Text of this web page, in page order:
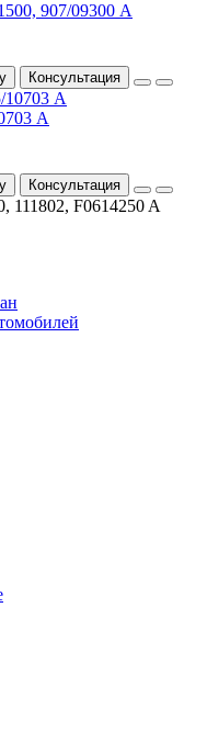
907/09300 А
Консультация
A
Консультация
111802, F0614250 A